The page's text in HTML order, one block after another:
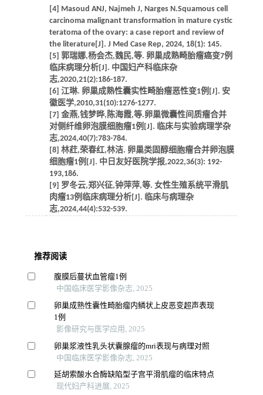
[4] Masoud ANJ, Najmeh J, Narges N.Squamous cell
carcinoma malignant transformation in mature cystic
teratoma of the ovary: a case report and review of
the literature[J]. J Med Case Rep, 2024, 18(1): 145.
[5] 郭瑞娜,杨会杰,魏民,等. 卵巢成熟畸胎瘤癌变7例
临床病理分析[J]. 中国妇产科临床杂
志,2020,21(2):186-187.
[6] 江琳. 卵巢成熟性囊实性畸胎瘤恶性变1例[J]. 安
徽医学,2010,31(10):1276-1277.
[7] 金燕,钱梦晔,陈海霞,等.卵巢微囊性间质瘤合并
对侧纤维卵泡膜细胞瘤1例[J]. 临床与实验病理学杂
志,2024,40(7):783-784.
[8] 林荭,荣春红,林洁. 卵巢类固醇细胞瘤合并卵泡膜
细胞瘤1例[J]. 中日友好医院学报,2022,36(3): 192-
193,186.
[9] 罗冬云,郑兴征,钟萍萍,等. 女性生殖系统平滑肌
肉瘤13例临床病理分析[J]. 临床与病理杂
志,2024,44(4):532-539.